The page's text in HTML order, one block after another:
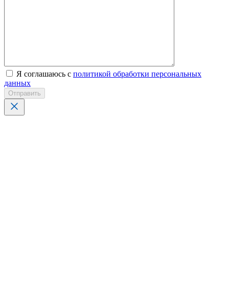
Я соглашаюсь с политикой обработки персональных
данных
Отправить